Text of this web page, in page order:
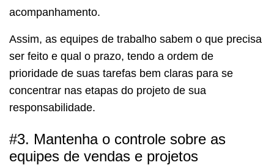
acompanhamento.
Assim, as equipes de trabalho sabem o que precisa
ser feito e qual o prazo, tendo a ordem de
prioridade de suas tarefas bem claras para se
concentrar nas etapas do projeto de sua
responsabilidade.
#3. Mantenha o controle sobre as
equipes de vendas e projetos